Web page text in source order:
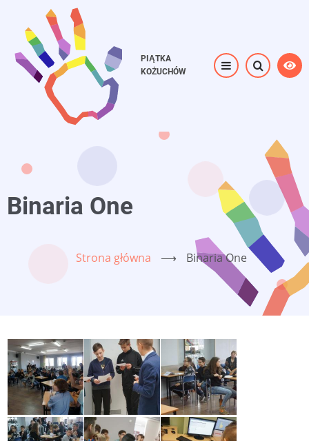
treści
PIĄTKA
KOŻUCHÓW
Binaria One
Strona główna ⟶ Binaria One